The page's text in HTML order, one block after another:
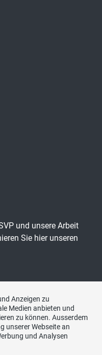
und unsere Arbeit
Sie hier unseren
Anzeigen zu
Medien anbieten und
zu können. Ausserdem
unserer Webseite an
und Analysen